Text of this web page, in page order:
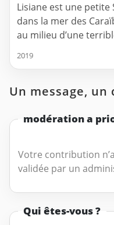
Lisiane est une
dans la mer des
au milieu d’une
2019
Un message,
modération a
Votre contribution
validée par un
Qui êtes-vous ?